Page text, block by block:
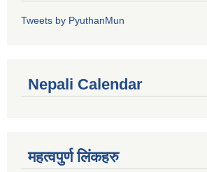
Tweets by PyuthanMun
Nepali Calendar
महत्वपुर्ण लिंकहरु